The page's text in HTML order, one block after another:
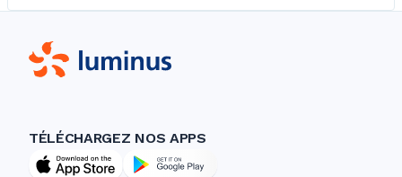
TÉLÉCHARGEZ NOS APPS